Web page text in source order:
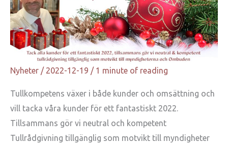
Nyheter / 2022-12-19 / 1 minute of reading
Tullkompetens växer i både kunder och omsättning och
vill tacka våra kunder för ett fantastiskt 2022.
Tillsammans gör vi neutral och kompetent
Tullrådgivning tillgänglig som motvikt till myndigheter